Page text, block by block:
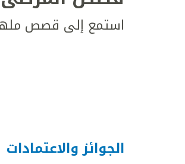
استمع إلى قصص
الجوائز والاعتمادات